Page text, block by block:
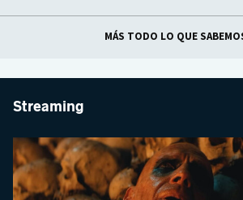
MÁS TODO LO QUE
Streaming